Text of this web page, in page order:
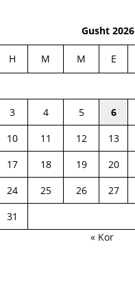
Gusht 2026
H M M E
3
4 5 6
10
11 12 13
17
18 19 20
24
25 26 27
31
« Kor